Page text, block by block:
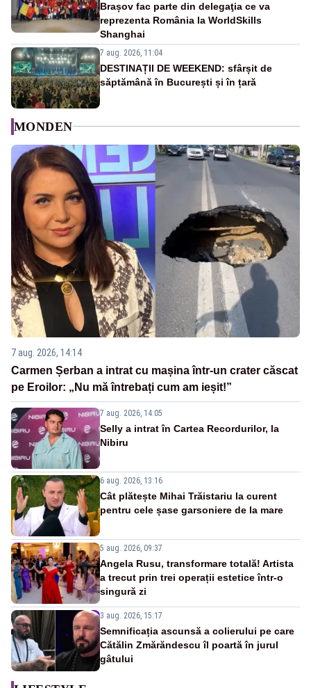
Brașov fac parte din delegaţia ce va
reprezenta România la WorldSkills
Shanghai
7 aug. 2026, 11:04
DESTINAȚII DE WEEKEND: sfârșit de
săptămână în București și în țară
MONDEN
7 aug. 2026, 14:14
Carmen Șerban a intrat cu mașina într-un crater căscat
pe Eroilor: „Nu mă întrebați cum am ieșit!”
7 aug. 2026, 14:05
Selly a intrat în Cartea Recordurilor, la
Nibiru
6 aug. 2026, 13:16
Cât plătește Mihai Trăistariu la curent
pentru cele șase garsoniere de la mare
5 aug. 2026, 09:37
Angela Rusu, transformare totală! Artista
a trecut prin trei operații estetice într-o
singură zi
3 aug. 2026, 15:17
Semnificația ascunsă a colierului pe care
Cătălin Zmărăndescu îl poartă în jurul
gâtului